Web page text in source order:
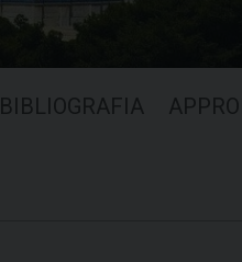
BIBLIOGRAFIA